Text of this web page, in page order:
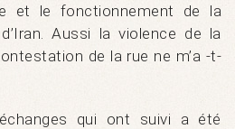
et le fonctionnement de la
Aussi la violence de la
de la rue ne m’a -t-
qui ont suivi a été